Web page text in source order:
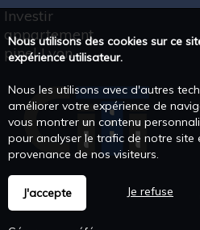
Investir
appartement
pinel Lyon
Nous utilisons des cookies sur ce
expérience utilisateur.
Nous les utilisons avec d'autres
améliorer votre expérience de
vous montrer un contenu
pour analyser le trafic de notre site
provenance de nos visiteurs.
J'accepte Je refuse